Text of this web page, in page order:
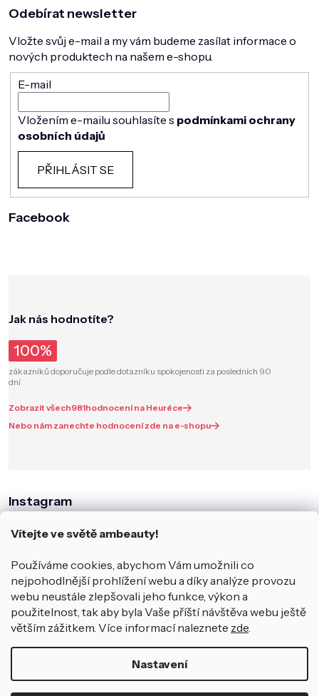
Vítejte ve světě ambeauty!
Používáme cookies, abychom Vám umožnili co
nejpohodlnější prohlížení webu a díky analýze provozu
webu neustále zlepšovali jeho funkce, výkon a
použitelnost, tak aby byla Vaše příští návštěva webu ještě
větším zážitkem. Více informací naleznete zde.
Nastavení
Odebírat newsletter
Vložte svůj e-mail a my vám budeme zasílat informace o
nových produktech na našem e-shopu.
E-mail
Vložením e-mailu souhlasíte s podmínkami ochrany
osobních údajů
PŘIHLÁSIT SE
Facebook
Jak nás hodnotíte?
100%
zákazníků doporučuje podle dotazníku spokojenosti za posledních 90
dní
Zobrazit všech981hodnocení na Heuréce
Nebo nám zanechte hodnocení zde na e-shopu
Instagram
Sledovat na Instagramu